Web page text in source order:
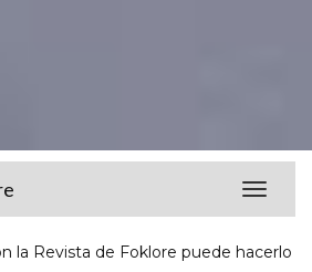
Toggle
la Revista de Foklore puede hacerlo